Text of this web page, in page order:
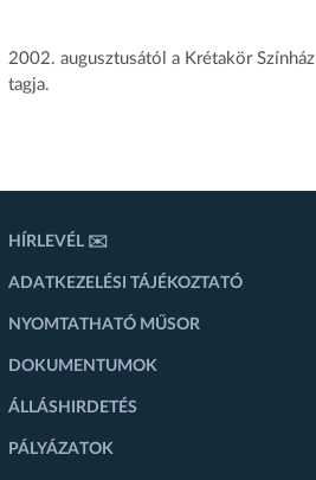
2002. augusztusától a Krétakör Színház
tagja.
HÍRLEVÉL ✉️
ADATKEZELÉSI TÁJÉKOZTATÓ
NYOMTATHATÓ MŰSOR
DOKUMENTUMOK
ÁLLÁSHIRDETÉS
PÁLYÁZATOK